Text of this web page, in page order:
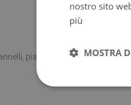
piastrelle,
nostro sito
più
MOSTRA